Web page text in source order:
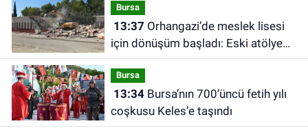
Bursa
13:37
için dönüşüm başladı: Eski atölye
ve sınıflar yıkılıyor
Bursa
13:34Bursa’nın 700’üncü fetih yılı
coşkusu Keles’e taşındı